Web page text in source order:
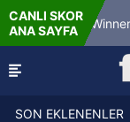
CANLI SKOR
ANA SAYFA
Winner Match 2
SON EKLENENLER